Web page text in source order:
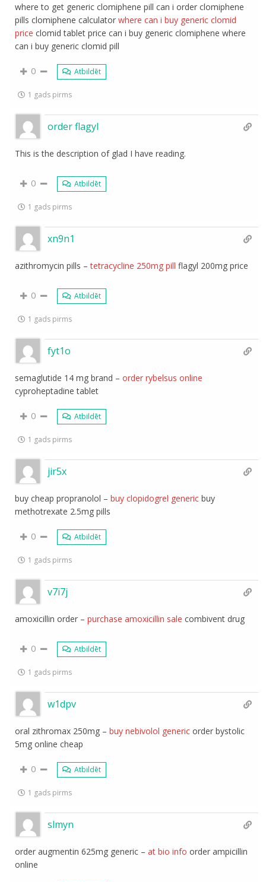
where to get generic clomiphene pill can i order clomiphene
pills clomiphene calculatorwhere can i buy generic clomid
price clomid tablet price can i buy generic clomiphene where
can i buy generic clomid pill
0 Atbildēt
1 gads pirms
order flagyl
This is the description of glad I have reading.
0 Atbildēt
1 gads pirms
xn9n1
azithromycin pills –tetracycline 250mg pill flagyl 200mg price
0 Atbildēt
1 gads pirms
fyt1o
semaglutide 14 mg brand –order rybelsus online
cyproheptadine tablet
0 Atbildēt
1 gads pirms
jir5x
buy cheap propranolol –buy clopidogrel generic buy
methotrexate 2.5mg pills
0 Atbildēt
1 gads pirms
v7i7j
amoxicillin order –purchase amoxicillin sale combivent drug
0 Atbildēt
1 gads pirms
w1dpv
oral zithromax 250mg –buy nebivolol generic order bystolic
5mg online cheap
0 Atbildēt
1 gads pirms
slmyn
order augmentin 625mg generic –at bio info order ampicillin
online